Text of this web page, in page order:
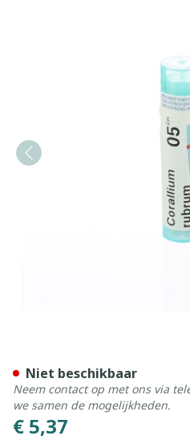
€ 5,37
Niet beschikbaar
Neem contact op met ons via
we samen de mogelijkheden.